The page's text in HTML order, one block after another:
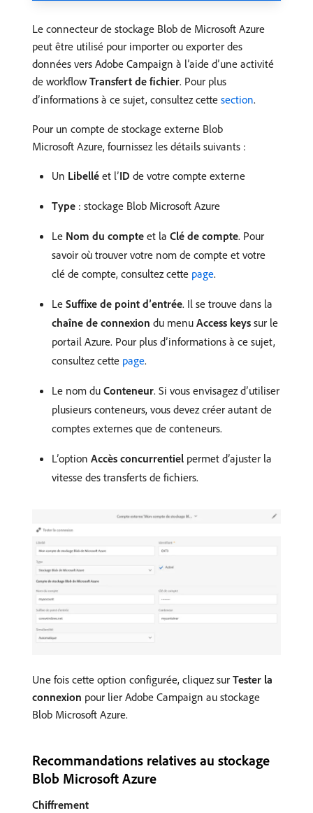
Le connecteur de stockage Blob de Microsoft Azure
peut être utilisé pour importer ou exporter des
données vers Adobe Campaign à l’aide d’une activité
de workflow Transfert de fichier. Pour plus
d’informations à ce sujet, consultez cette section.
Pour un compte de stockage externe Blob
Microsoft Azure, fournissez les détails suivants :
Un Libellé et l’ID de votre compte externe
Type : stockage Blob Microsoft Azure
Le Nom du compte et la Clé de compte. Pour
savoir où trouver votre nom de compte et votre
clé de compte, consultez cette page.
Le Suffixe de point d’entrée. Il se trouve dans la
chaîne de connexion du menu Access keys sur le
portail Azure. Pour plus d’informations à ce sujet,
consultez cette page.
Le nom du Conteneur. Si vous envisagez d’utiliser
plusieurs conteneurs, vous devez créer autant de
comptes externes que de conteneurs.
L’option Accès concurrentiel permet d’ajuster la
vitesse des transferts de fichiers.
Une fois cette option configurée, cliquez sur Tester la
connexion pour lier Adobe Campaign au stockage
Blob Microsoft Azure.
Recommandations relatives au stockage
Blob Microsoft Azure
Chiffrement